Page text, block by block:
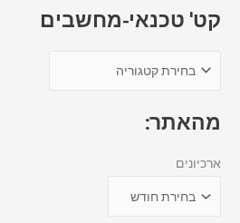
קט' טכנאי-מחשבים
מהאתר:
ארכיונים